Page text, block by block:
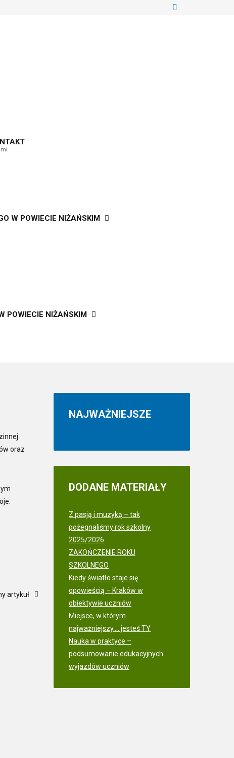
W POWIECIE NIŻAŃSKIM
POWIECIE NIŻAŃSKIM
oraz
artykuł
NAJWAŻNIEJSZE
DODANE MATERIAŁY
Z pasją i muzyką – tak
pożegnaliśmy rok szkolny
2025/2026
ZAKOŃCZENIE ROKU
SZKOLNEGO
Kiedy światło staje się
opowieścią – Kraków w
obiektywie uczniów
Miejsce, w którym
najważniejszy.... jesteś TY
Nauka w praktyce –
podsumowanie edukacyjnych
wyjazdów uczniów